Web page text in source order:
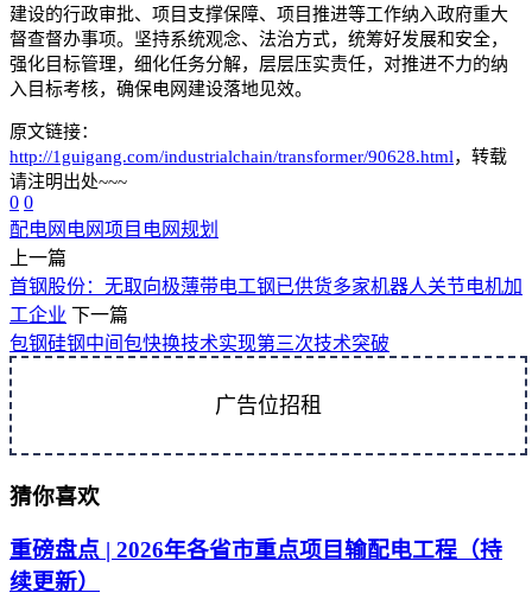
建设的行政审批、项目支撑保障、项目推进等工作纳入政府重大
督查督办事项。坚持系统观念、法治方式，统筹好发展和安全，
强化目标管理，细化任务分解，层层压实责任，对推进不力的纳
入目标考核，确保电网建设落地见效。
原文链接：
http://1guigang.com/industrialchain/transformer/90628.html，转载
请注明出处~~~
0 0
配电网 电网项目 电网规划
上一篇
首钢股份：无取向极薄带电工钢已供货多家机器人关节电机加
工企业 下一篇
包钢硅钢中间包快换技术实现第三次技术突破
广告位招租
猜你喜欢
重磅盘点 | 2026年各省市重点项目输配电工程（持
续更新）